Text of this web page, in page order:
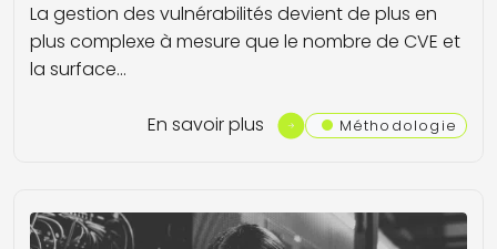
La gestion des vulnérabilités devient de plus en
plus complexe à mesure que le nombre de CVE et
la surface…
En savoir plus Méthodologie